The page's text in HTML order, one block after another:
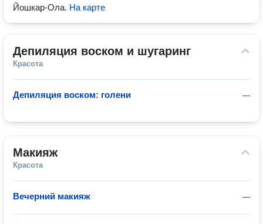
Йошкар-Ола. На карте
Депиляция воском и шугаринг
Красота
—
Депиляция воском: голени
Макияж
Красота
—
Вечерний макияж